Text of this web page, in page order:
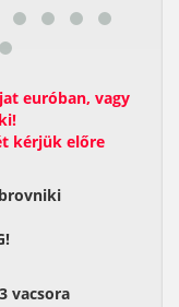
euróban, vagy
kérjük előre
3 vacsora